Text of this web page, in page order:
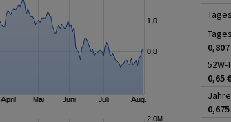
52W-
0,65 €